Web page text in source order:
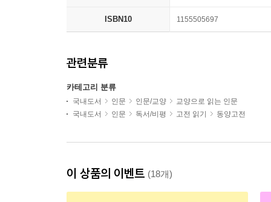
ISBN10 1155505697
관련분류
카테고리 분류
국내도서 인문 인문/교양
교양으로 읽는 인문
국내도서
인문 독서/비평 고전 읽기 동양고전
이 상품의 이벤트 (18개)